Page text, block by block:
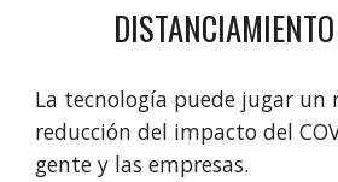
La tecnología puede jugar un
reducción del impacto del
gente y las empresas.